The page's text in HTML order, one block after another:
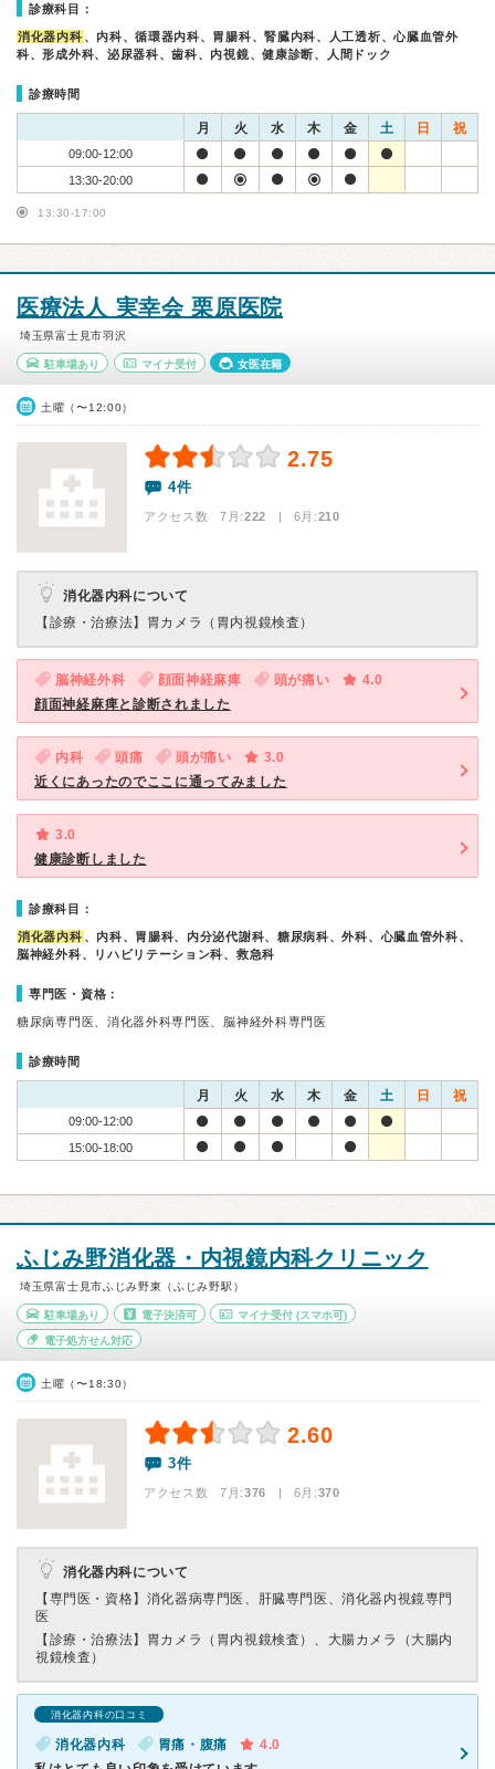
診療科目：
消化器内科 、内科、循環器内科、胃腸科、腎臓内科、人工透析、心臓血管外
科、形成外科、泌尿器科、歯科、内視鏡、健康診断、人間ドック
診療時間
月 火 水 木 金 土 日 祝
09:00-12:00
13:30-20:00
13:30-17:00
医療法人 実幸会 栗原医院
埼玉県富士見市羽沢
駐車場あり マイナ受付 女医在籍
土曜（〜12:00）
2.75
4件
アクセス数 7月:222 | 6月:210
消化器内科について
【診療・治療法】 胃カメラ（胃内視鏡検査）
脳神経外科 顔面神経麻痺 頭が痛い
4.0
顔面神経麻痺と診断されました
内科 頭痛 頭が痛い
3.0
近くにあったのでここに通ってみました
3.0
健康診断しました
診療科目：
消化器内科 、内科、胃腸科、内分泌代謝科、糖尿病科、外科、心臓血管外科、
脳神経外科、リハビリテーション科、救急科
専門医・資格：
糖尿病専門医、消化器外科専門医、脳神経外科専門医
診療時間
月 火 水 木 金 土 日 祝
09:00-12:00
15:00-18:00
ふじみ野消化器・内視鏡内科クリニック
埼玉県富士見市ふじみ野東（ふじみ野駅）
駐車場あり 電子決済可 マイナ受付 (スマホ可)
電子処方せん対応
土曜（〜18:30）
2.60
3件
アクセス数 7月:376 | 6月:370
消化器内科について
【専門医・資格】 消化器病専門医、肝臓専門医、消化器内視鏡専門
医
【診療・治療法】 胃カメラ（胃内視鏡検査）、大腸カメラ（大腸内
視鏡検査）
消化器内科の口コミ
消化器内科 胃痛・腹痛
4.0